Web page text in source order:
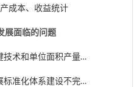
成本、收益统计
展面临的问题
技术和单位面积产量
标准化体系建设不完